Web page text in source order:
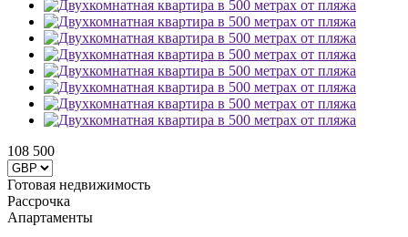
108 500
Готовая недвижимость
Рассрочка
Апартаменты